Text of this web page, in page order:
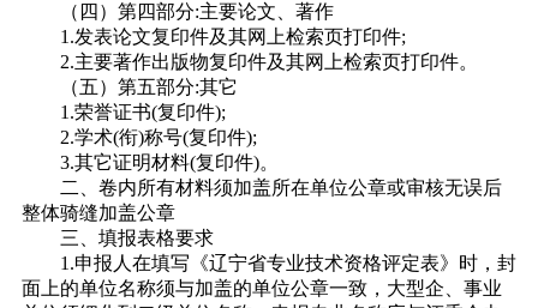
（四）第四部分:主要论文、著作
1.发表论文复印件及其网上检索页打印件;
2.主要著作出版物复印件及其网上检索页打印件。
（五）第五部分:其它
1.荣誉证书(复印件);
2.学术(衔)称号(复印件);
3.其它证明材料(复印件)。
二、卷内所有材料须加盖所在单位公章或审核无误后
整体骑缝加盖公章
三、填报表格要求
1.申报人在填写《辽宁省专业技术资格评定表》时，封
面上的单位名称须与加盖的单位公章一致，大型企、事业